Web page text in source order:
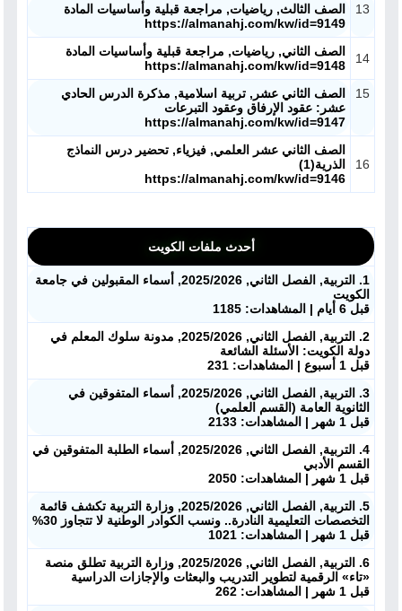
13
الصف الثالث, رياضيات, مراجعة قبلية وأساسيات المادة
https://almanahj.com/kw/id=9149
14
الصف الثاني, رياضيات, مراجعة قبلية وأساسيات المادة
https://almanahj.com/kw/id=9148
15
الصف الثاني عشر, تربية اسلامية, مذكرة الدرس الحادي
عشر: عقود الإرفاق وعقود التبرعات
https://almanahj.com/kw/id=9147
16
الصف الثاني عشر العلمي, فيزياء, تحضير درس النماذج
الذرية(1)
https://almanahj.com/kw/id=9146
أحدث ملفات الكويت
1. التربية, الفصل الثاني, 2025/2026, أسماء المقبولين في جامعة
الكويت
قبل 6 أيام | المشاهدات: 1185
2. التربية, الفصل الثاني, 2025/2026, مدونة سلوك المعلم في
دولة الكويت: الأسئلة الشائعة
قبل 1 أسبوع | المشاهدات: 231
3. التربية, الفصل الثاني, 2025/2026, أسماء المتفوقين في
الثانوية العامة (القسم العلمي)
قبل 1 شهر | المشاهدات: 2133
4. التربية, الفصل الثاني, 2025/2026, أسماء الطلبة المتفوقين في
القسم الأدبي
قبل 1 شهر | المشاهدات: 2050
5. التربية, الفصل الثاني, 2025/2026, وزارة التربية تكشف قائمة
التخصصات التعليمية النادرة.. ونسب الكوادر الوطنية لا تتجاوز 30%
قبل 1 شهر | المشاهدات: 1021
6. التربية, الفصل الثاني, 2025/2026, وزارة التربية تطلق منصة
«تاء» الرقمية لتطوير التدريب والبعثات والإجازات الدراسية
قبل 1 شهر | المشاهدات: 262